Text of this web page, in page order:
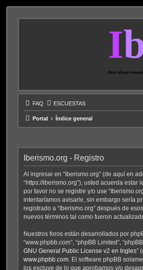
I
Sitio oficial
FAQ ESCUESTAS
Portal Índice general
Iberismo.org - Registro
Al ingresar en “Iberismo.org” (de aquí en
“https://iberismo.org”), usted acuerda
por favor no se registre y/o use
intentaríamos avisarle, sin embargo sería
registrado a “Iberismo.org” después de
nuevos términos tal como fueron
Nuestros foros están desarrollados por
“www.phpbb.com”, “phpBB Limited”,
GNU General Public License v2 en Ingles”
www.phpbb.com. El software phpBB
los excluye de lo que aprobamos y/o